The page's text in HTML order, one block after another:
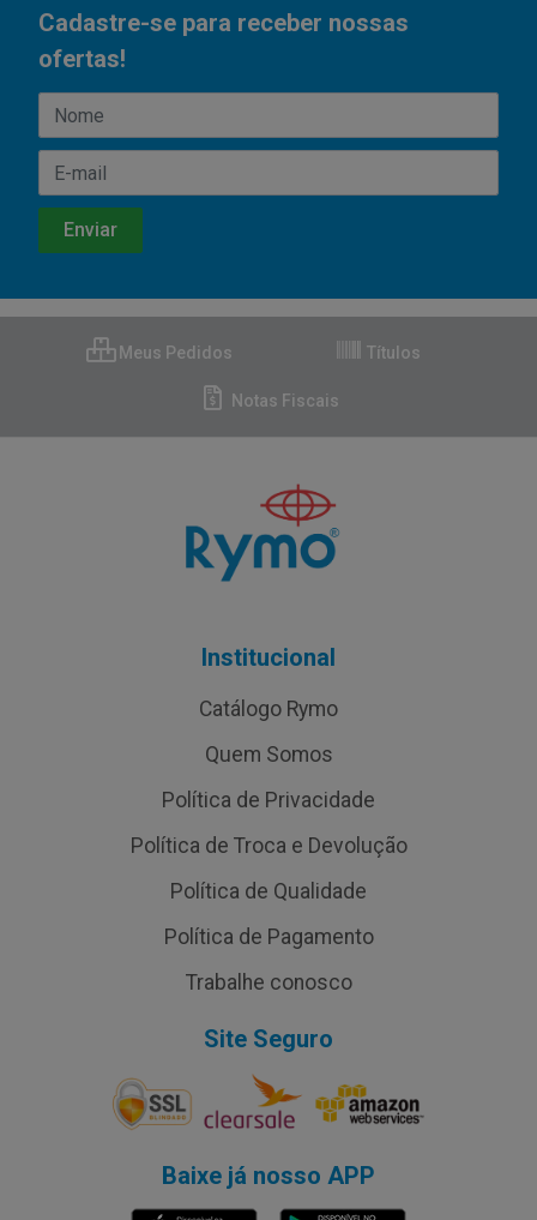
Cadastre-se para receber nossas
ofertas!
Meus Pedidos Títulos
Notas Fiscais
Institucional
Catálogo Rymo
Quem Somos
Política de Privacidade
Política de Troca e Devolução
Política de Qualidade
Política de Pagamento
Trabalhe conosco
Site Seguro
Baixe já nosso APP